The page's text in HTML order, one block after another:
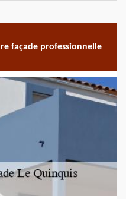
façade professionnelle